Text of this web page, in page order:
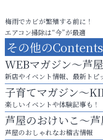
梅雨でカビが繁殖する前に！
エアコン掃除は“今”が最適
その他のContents
WEBマガジン～芦
新店やイベント情報、最新トピ
子育てマガジン～
楽しいイベントや体験記事も！
芦屋のおけいこ～
芦屋のおしゃれなお稽古情報